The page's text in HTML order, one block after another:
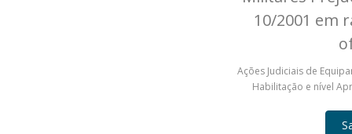
10/2001 em
Ações Judiciais de
Habilitação e nível